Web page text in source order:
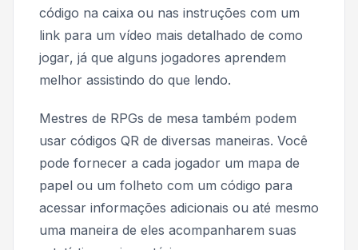
código na caixa ou nas instruções com um
link para um vídeo mais detalhado de como
jogar, já que alguns jogadores aprendem
melhor assistindo do que lendo.
Mestres de RPGs de mesa também podem
usar códigos QR de diversas maneiras. Você
pode fornecer a cada jogador um mapa de
papel ou um folheto com um código para
acessar informações adicionais ou até mesmo
uma maneira de eles acompanharem suas